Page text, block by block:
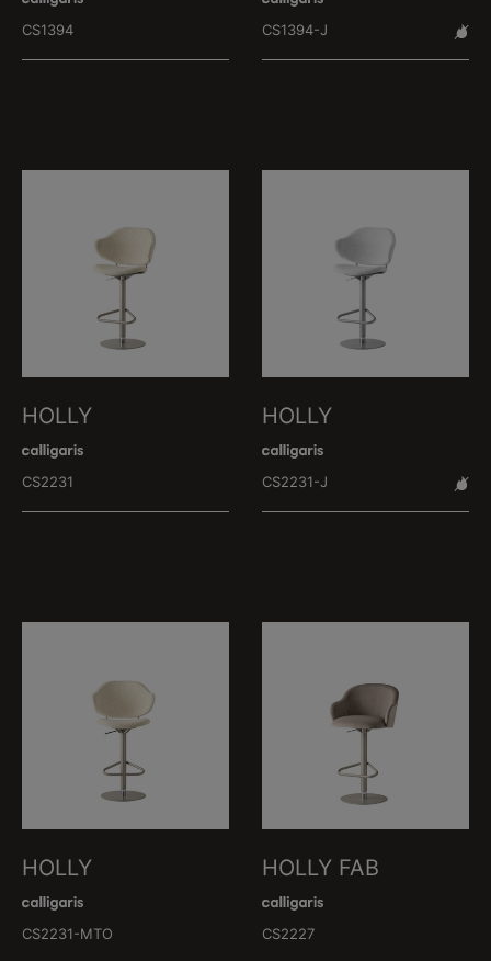
CS1394 CS1394-J
HOLLY
CS2231
HOLLY
CS2231-J
HOLLY
CS2231-MTO
HOLLY FAB
CS2227